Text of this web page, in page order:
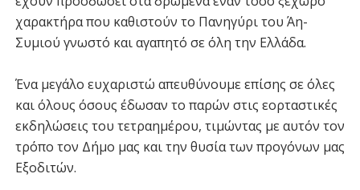
χαρακτήρα που καθιστούν το Πανηγύρι του Άη-
Συμιού γνωστό και αγαπητό σε όλη την Ελλάδα.
Ένα μεγάλο ευχαριστώ απευθύνουμε επίσης σε όλες
και όλους όσους έδωσαν το παρών στις εορταστικές
εκδηλώσεις του τετραημέρου, τιμώντας με αυτόν τον
τρόπο τον Δήμο μας και την θυσία των προγόνων μας
Εξοδιτών.